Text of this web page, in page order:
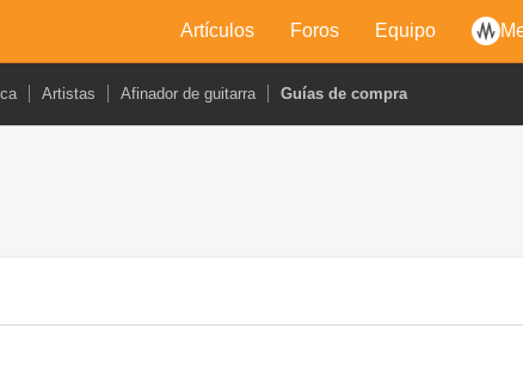
Artículos Foros Equipo
Artistas Afinador de guitarra Guías de compra